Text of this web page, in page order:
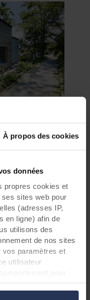
À propos des cookies
données
propres cookies et
sites web pour
(adresses IP,
en ligne) afin de
utilisons des
de nos sites
paramètres et
utilisateur
») et cibler notre
sociaux et les
Schmid
Müller &
GmbH,
Stones
Woods